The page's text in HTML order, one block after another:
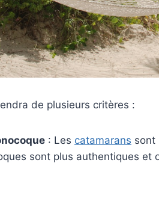
de plusieurs critères :
: Les catamarans sont
sont plus authentiques et